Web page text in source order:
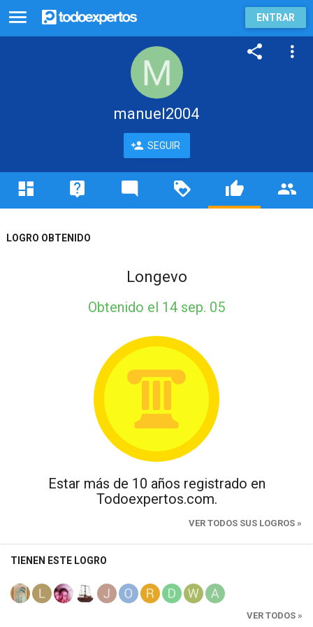
ENTRAR
manuel2004
SEGUIR
LOGRO OBTENIDO
Longevo
Obtenido el 14 sep. 05
Estar más de 10 años registrado en
Todoexpertos.com.
VER TODOS SUS LOGROS »
TIENEN ESTE LOGRO
VER TODOS »